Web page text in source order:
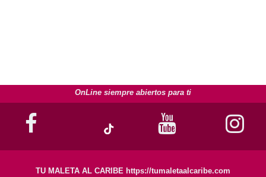
OnLine siempre abiertos para ti
TU MALETA AL CARIBE https://tumaletaalcaribe.com